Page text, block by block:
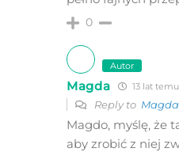
0
Autor
Magda 13 lat temu
Reply to Magda
Magdo, myślę, że
aby zrobić z niej